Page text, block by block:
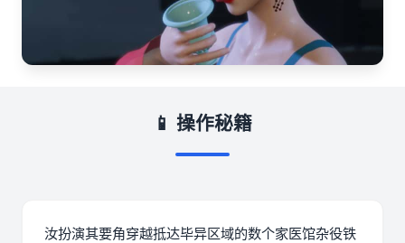
📱 操作秘籍
汝扮演其要角穿越抵达毕异区域的数个家医馆杂役铁